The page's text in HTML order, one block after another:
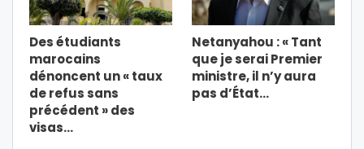
Des étudiants
marocains
dénoncent un « taux
de refus sans
précédent » des
visas…
Netanyahou : « Tant
que je serai Premier
ministre, il n’y aura
pas d’État…